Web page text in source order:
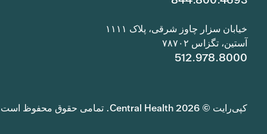
خیابان سزار چاوز شرقی، پلاک ۱۱۱۱
آستین، تگزاس ۷۸۷۰۲
512.978.8000
کپی‌رایت © 2026 Central Health. تمامی حقوق محفوظ است.